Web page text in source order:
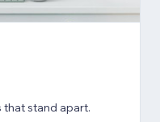
stand apart.